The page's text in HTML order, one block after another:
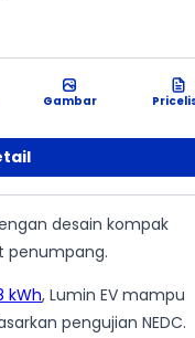
Gambar
desain kompak
penumpang.
kWh, Lumin EV mampu
pengujian NEDC.